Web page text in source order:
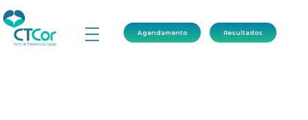
Agendamento Resultados